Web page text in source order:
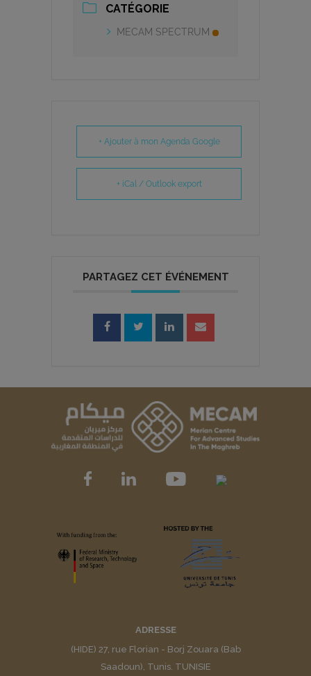
CATÉGORIE
MECAM SPECTRUM
+ Ajouter à mon Agenda Google
+ iCal / Outlook export
PARTAGEZ CET ÉVÉNEMENT
ADRESSE
(HIDE) 27, rue Florian - Borj Zouara (Bab
Saadoun), Tunis. TUNISIE